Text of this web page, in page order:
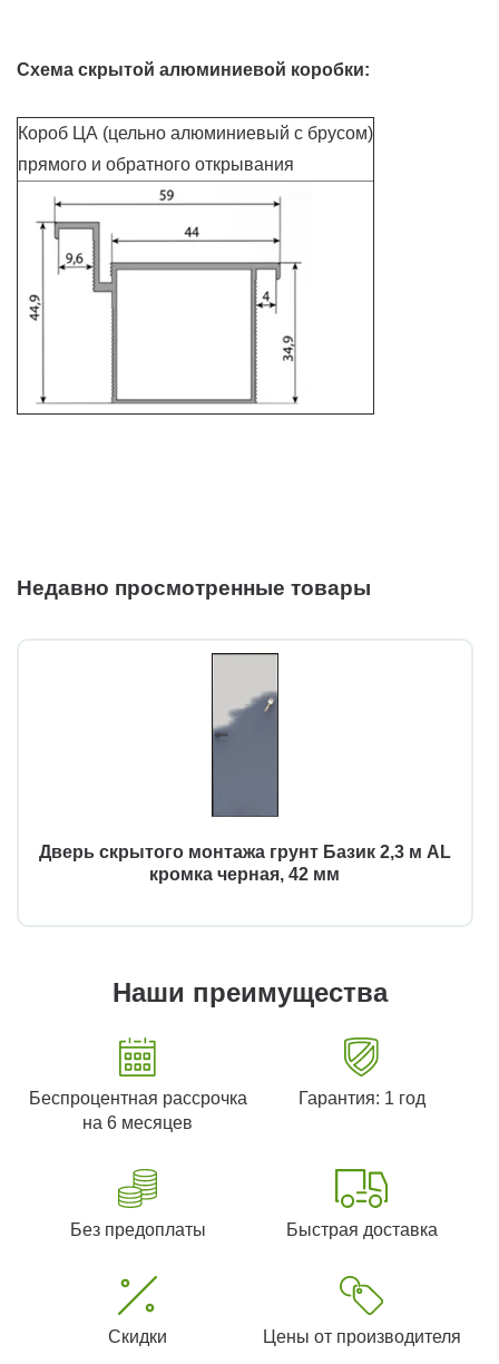
Схема скрытой алюминиевой коробки:
Короб ЦА (цельно алюминиевый с брусом)
прямого и обратного открывания
Недавно просмотренные товары
Дверь скрытого монтажа грунт Базик 2,3 м AL
кромка черная, 42 мм
Наши преимущества
Беспроцентная рассрочка
на 6 месяцев
Гарантия: 1 год
Без предоплаты Быстрая доставка
Скидки Цены от производителя